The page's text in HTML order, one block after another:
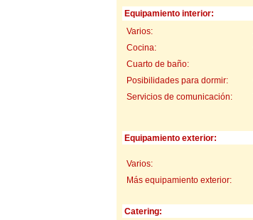
Equipamiento interior:
Varios:
Cocina:
Cuarto de baño:
Posibilidades para dormir:
Servicios de comunicación:
Equipamiento exterior:
Varios:
Más equipamiento exterior:
Catering: